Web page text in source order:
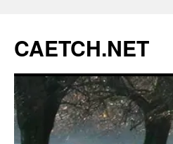
o
conteúdo
CAETCH.NET